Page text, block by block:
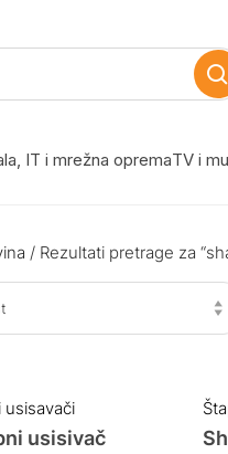
IT i mrežna opremaTV i
/ Rezultati pretrage za
usisavači
usisivač